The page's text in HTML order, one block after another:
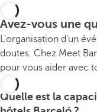
Avez-vous une
L'organisation d'un
doutes. Chez Meet
pour vous aider avec
Quelle est la